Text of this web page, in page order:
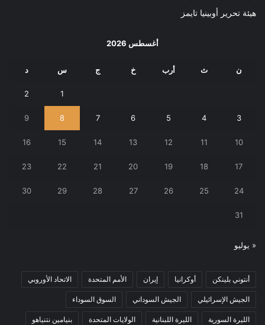
هيئة تحرير أوبينيا تايمز
أغسطس 2026
ن ث أرب خ ج س د
1
2
3
4
5
6
7
8
9
10
11
12
13
14
15
16
17
18
19
20
21
22
23
24
25
26
27
28
29
30
31
« يوليو
أنتوني بلينكن أوكرانيا إيران الأمم المتحدة الاتحاد الأوروبي
الجيش الإسرائيلي الجيش السوداني السوق السوداء
الليرة السورية الليرة اللبنانية الولايات المتحدة بنيامين نتنياهو